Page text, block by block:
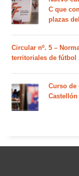
C que
plazas
Circular nº. 5 –
territoriales de fútbol
Curso de